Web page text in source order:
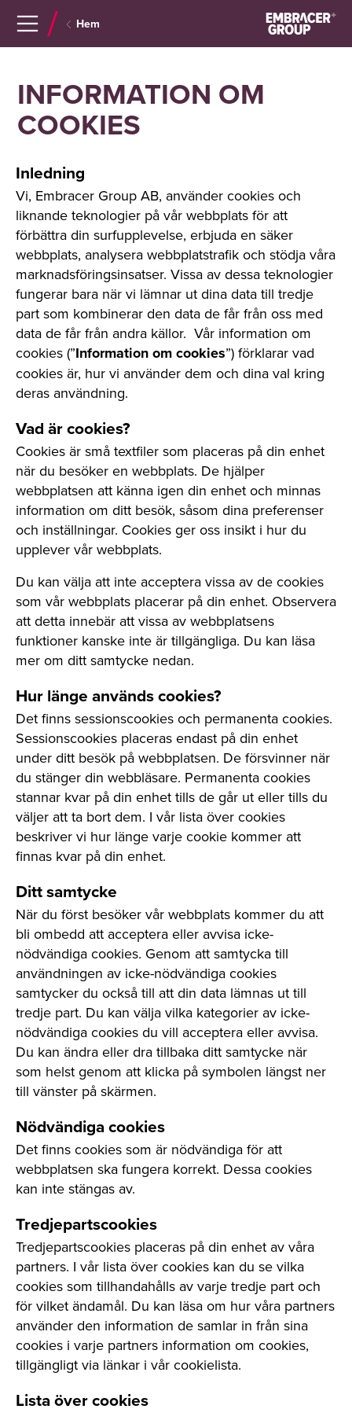
Hem
INFORMATION OM
COOKIES
Inledning
Vi, Embracer Group AB, använder cookies och
liknande teknologier på vår webbplats för att
förbättra din surfupplevelse, erbjuda en säker
webbplats, analysera webbplatstrafik och stödja våra
marknadsföringsinsatser. Vissa av dessa teknologier
fungerar bara när vi lämnar ut dina data till tredje
part som kombinerar den data de får från oss med
data de får från andra källor. Vår information om
cookies (”Information om cookies”) förklarar vad
cookies är, hur vi använder dem och dina val kring
deras användning.
Vad är cookies?
Cookies är små textfiler som placeras på din enhet
när du besöker en webbplats. De hjälper
webbplatsen att känna igen din enhet och minnas
information om ditt besök, såsom dina preferenser
och inställningar. Cookies ger oss insikt i hur du
upplever vår webbplats.
Du kan välja att inte acceptera vissa av de cookies
som vår webbplats placerar på din enhet. Observera
att detta innebär att vissa av webbplatsens
funktioner kanske inte är tillgängliga. Du kan läsa
mer om ditt samtycke nedan.
Hur länge används cookies?
Det finns sessionscookies och permanenta cookies.
Sessionscookies placeras endast på din enhet
under ditt besök på webbplatsen. De försvinner när
du stänger din webbläsare. Permanenta cookies
stannar kvar på din enhet tills de går ut eller tills du
väljer att ta bort dem. I vår lista över cookies
beskriver vi hur länge varje cookie kommer att
finnas kvar på din enhet.
Ditt samtycke
När du först besöker vår webbplats kommer du att
bli ombedd att acceptera eller avvisa icke-
nödvändiga cookies. Genom att samtycka till
användningen av icke-nödvändiga cookies
samtycker du också till att din data lämnas ut till
tredje part. Du kan välja vilka kategorier av icke-
nödvändiga cookies du vill acceptera eller avvisa.
Du kan ändra eller dra tillbaka ditt samtycke när
som helst genom att klicka på symbolen längst ner
till vänster på skärmen.
Nödvändiga cookies
Det finns cookies som är nödvändiga för att
webbplatsen ska fungera korrekt. Dessa cookies
kan inte stängas av.
Tredjepartscookies
Tredjepartscookies placeras på din enhet av våra
partners. I vår lista över cookies kan du se vilka
cookies som tillhandahålls av varje tredje part och
för vilket ändamål. Du kan läsa om hur våra partners
använder den information de samlar in från sina
cookies i varje partners information om cookies,
tillgängligt via länkar i vår cookielista.
Lista över cookies